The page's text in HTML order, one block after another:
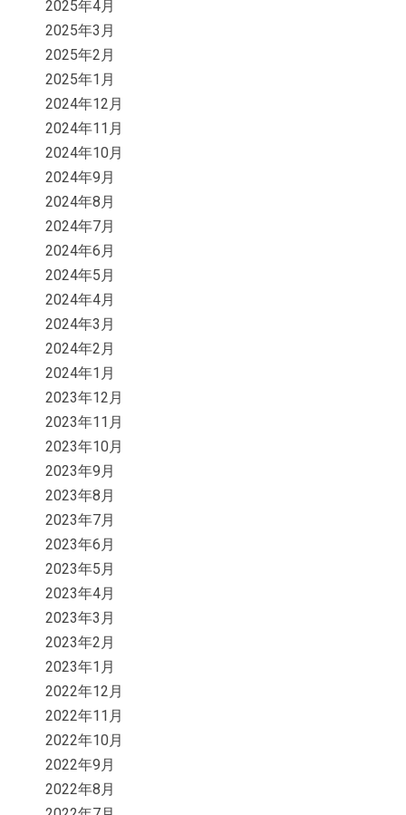
2025年4月
2025年3月
2025年2月
2025年1月
2024年12月
2024年11月
2024年10月
2024年9月
2024年8月
2024年7月
2024年6月
2024年5月
2024年4月
2024年3月
2024年2月
2024年1月
2023年12月
2023年11月
2023年10月
2023年9月
2023年8月
2023年7月
2023年6月
2023年5月
2023年4月
2023年3月
2023年2月
2023年1月
2022年12月
2022年11月
2022年10月
2022年9月
2022年8月